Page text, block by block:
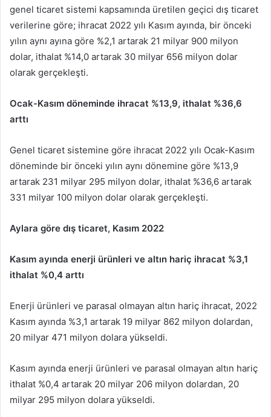
genel ticaret sistemi kapsamında üretilen geçici dış ticaret
verilerine göre; ihracat 2022 yılı Kasım ayında, bir önceki
yılın aynı ayına göre %2,1 artarak 21 milyar 900 milyon
dolar, ithalat %14,0 artarak 30 milyar 656 milyon dolar
olarak gerçekleşti.
Ocak-Kasım döneminde ihracat %13,9, ithalat %36,6
arttı
Genel ticaret sistemine göre ihracat 2022 yılı Ocak-Kasım
döneminde bir önceki yılın aynı dönemine göre %13,9
artarak 231 milyar 295 milyon dolar, ithalat %36,6 artarak
331 milyar 100 milyon dolar olarak gerçekleşti.
Aylara göre dış ticaret, Kasım 2022
Kasım ayında enerji ürünleri ve altın hariç ihracat %3,1
ithalat %0,4 arttı
Enerji ürünleri ve parasal olmayan altın hariç ihracat, 2022
Kasım ayında %3,1 artarak 19 milyar 862 milyon dolardan,
20 milyar 471 milyon dolara yükseldi.
Kasım ayında enerji ürünleri ve parasal olmayan altın hariç
ithalat %0,4 artarak 20 milyar 206 milyon dolardan, 20
milyar 295 milyon dolara yükseldi.